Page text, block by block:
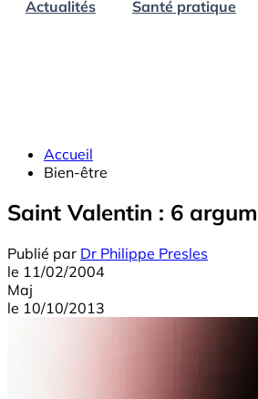
Actualités
Santé pratique
Accueil
Bien-être
Saint Valentin : 6
Publié par Dr Philippe Presles
le 11/02/2004
Maj
le 10/10/2013